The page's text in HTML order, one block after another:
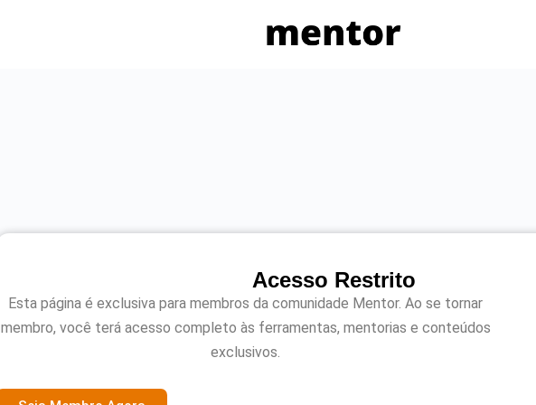
Acesso Restrito
Esta página é exclusiva para membros da comunidade Mentor. Ao se tornar
membro, você terá acesso completo às ferramentas, mentorias e conteúdos
exclusivos.